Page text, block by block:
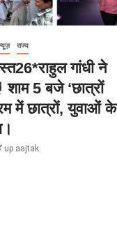
राज्य
गांधी ने
शाम 5 बजे ‘छात्रों
में छात्रों, युवाओं के
up aajtak